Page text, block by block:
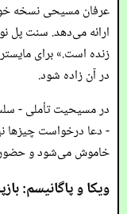
عرفان مسیحی نسخه
ارائه می‌دهد. سنت پل
زنده است.» برای
در آن زاده شود.
در مسیحیت تأملی -
- دعا درخواست چیزها
خاموش می‌شود و حضور
ویکا و پاگانیسم: